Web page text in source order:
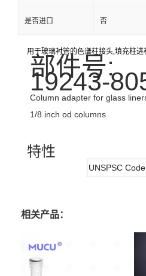
是否进口 否
用于玻璃衬管的色谱柱接头,填充柱进
部件号:
19243-
Column adapter for glass
1/8 inch od columns
特性
UNSPSC Code
相关产品：